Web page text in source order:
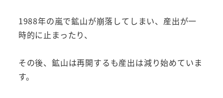
1988年の嵐で鉱山が崩落してしまい、産出が一
時的に止まったり、
その後、鉱山は再開するも産出は減り始めていま
す。